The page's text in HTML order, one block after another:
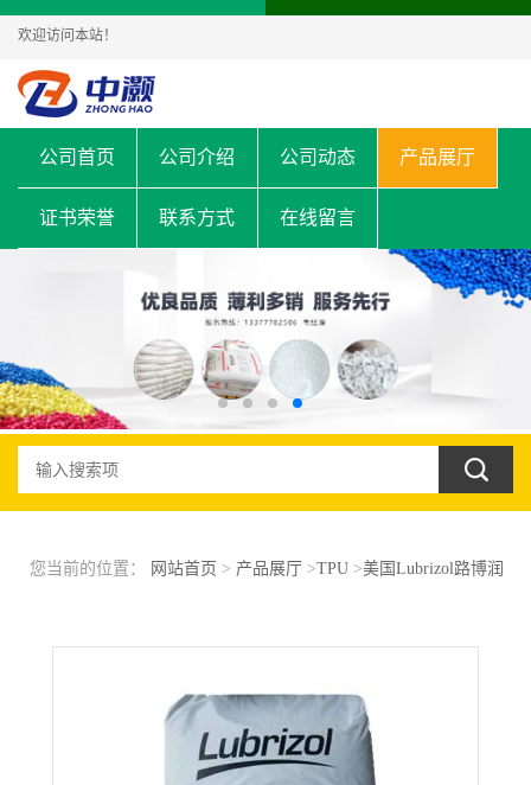
欢迎访问本站！
公司首页 公司介绍 公司动态 产品展厅
证书荣誉 联系方式 在线留言
您当前的位置： 网站首页 > 产品展厅>TPU>美国Lubrizol路博润